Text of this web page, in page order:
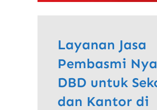
Layanan Jasa
Pembasmi
DBD untuk
dan Kantor di